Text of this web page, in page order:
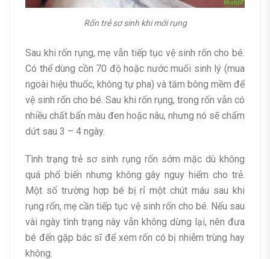
Rốn trẻ sơ sinh khi mới rụng
Sau khi rốn rụng, mẹ vẫn tiếp tục vệ sinh rốn cho bé.
Có thể dùng cồn 70 độ hoặc nước muối sinh lý (mua
ngoài hiệu thuốc, không tự pha) và tăm bông mềm để
vệ sinh rốn cho bé. Sau khi rốn rụng, trong rốn vẫn có
nhiều chất bẩn màu đen hoặc nâu, nhưng nó sẽ chấm
dứt sau 3 – 4 ngày.
Tình trạng trẻ sơ sinh rụng rốn sớm mặc dù không
quá phổ biến nhưng không gây nguy hiểm cho trẻ.
Một số trường hợp bé bị rỉ một chút máu sau khi
rụng rốn, mẹ cần tiếp tục vệ sinh rốn cho bé. Nếu sau
vài ngày tình trạng này vẫn không dừng lại, nên đưa
bé đến gặp bác sĩ để xem rốn có bị nhiễm trùng hay
không.